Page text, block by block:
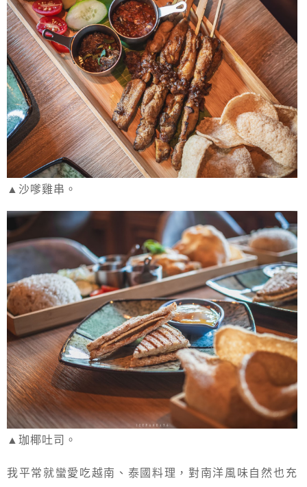
▲沙嗲雞串。
▲珈椰吐司。
我平常就蠻愛吃越南、泰國料理，對南洋風味自然也充